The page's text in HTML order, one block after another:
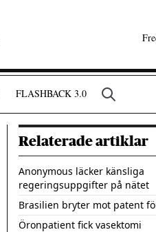
FLASHBACK 3.0
Relaterade artiklar
Anonymous läcker känsliga
regeringsuppgifter på nätet
Brasilien bryter mot patent
Öronpatient fick vasektomi